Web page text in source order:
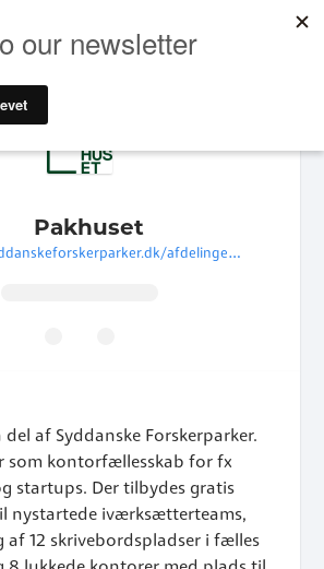
Pakhuset
https://syddanskeforskerparker.dk/afdelinger/pakhuset/
del af Syddanske Forskerparker.
som kontorfællesskab for fx
startups. Der tilbydes gratis
nystartede iværksætterteams,
af 12 skrivebordspladser i fælles